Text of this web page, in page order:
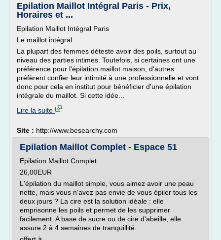
Epilation Maillot Intégral Paris - Prix,
Horaires et ...
Epilation Maillot Intégral Paris
Le maillot intégral
La plupart des femmes déteste avoir des poils, surtout au
niveau des parties intimes. Toutefois, si certaines ont une
préférence pour l'épilation maillot maison, d'autres
préfèrent confier leur intimité à une professionnelle et vont
donc pour cela en institut pour bénéficier d'une épilation
intégrale du maillot. Si cette idée...
Lire la suite
Site : http://www.besearchy.com
Epilation Maillot Complet - Espace 51
Epilation Maillot Complet
26,00EUR
L'épilation du maillot simple, vous aimez avoir une peau
nette, mais vous n'avez pas envie de vous épiler tous les
deux jours ? La cire est la solution idéale : elle
emprisonne les poils et permet de les supprimer
facilement. A base de sucre ou de cire d'abeille, elle
assure 2 à 4 semaines de tranquillité.